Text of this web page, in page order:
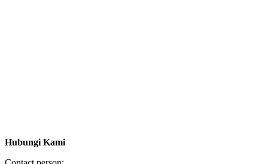
Hubungi Kami